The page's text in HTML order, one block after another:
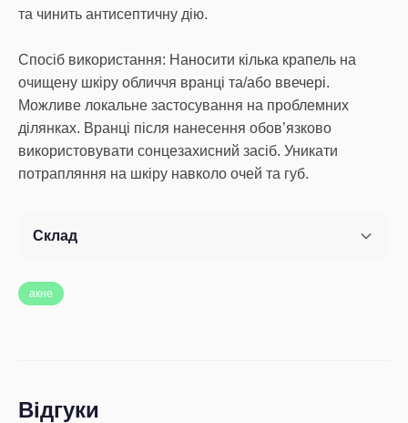
та чинить антисептичну дію.
Спосіб використання: Наносити кілька крапель на
очищену шкіру обличчя вранці та/або ввечері.
Можливе локальне застосування на проблемних
ділянках. Вранці після нанесення обов’язково
використовувати сонцезахисний засіб. Уникати
Склад
акне
Відгуки